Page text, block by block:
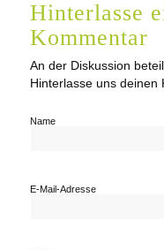
Hinterlasse
Kommentar
An der Diskussion
Hinterlasse uns deinen
Name
E-Mail-Adresse